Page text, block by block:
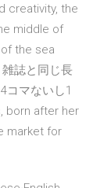
creativity, the
middle of
the sea
誌と同じ長
コマないし1
born after her
market for